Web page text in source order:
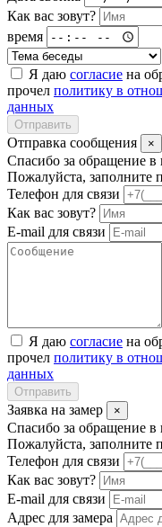
Как вас зовут?
время
Я даю согласие на
прочел политику в
данных
Отправить
Отправка сообщения ×
Спасибо за обращение
Пожалуйста, заполните
Телефон для связи
Как вас зовут?
E-mail для связи
Я даю согласие на
прочел политику в
данных
Отправить
Заявка на замер ×
Спасибо за обращение
Пожалуйста, заполните
Телефон для связи
Как вас зовут?
E-mail для связи
Адрес для замера